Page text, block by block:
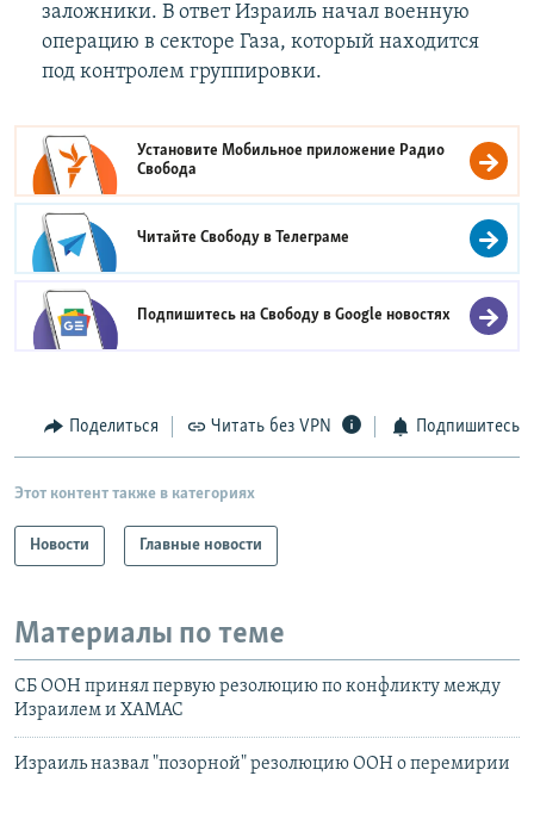
заложники. В ответ Израиль начал военную
операцию в секторе Газа, который находится
под контролем группировки.
Установите Мобильное приложение Радио
Свобода
Читайте Свободу вТелеграме
Подпишитесь на Свободу вGoogle новостях
Поделиться Читать без VPN Подпишитесь
Этот контент также в категориях
Новости Главные новости
Материалы по теме
СБ ООН принял первую резолюцию по конфликту между
Израилем и ХАМАС
Израиль назвал "позорной" резолюцию ООН о перемирии